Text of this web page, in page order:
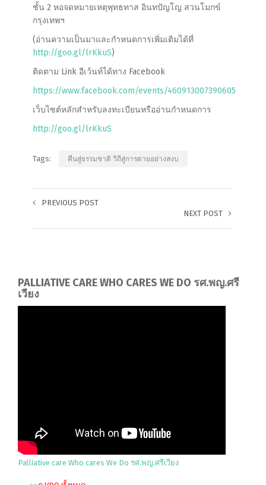
ชั้น 2 หอจดหมายเหตุพุทธทาส อินทปัญโญ สวนโมกข์
กรุงเทพฯ
(อ่านความเป็นมาและกำหนดการเพิ่มเติมได้ที่
http://goo.gl/lrKkuS)
ติดตาม Link อีเว้นท์ได้ทาง Facebook
https://www.facebook.com/events/460913007390605
เว็บไซต์หลักสำหรับลงทะเบียนหรืออ่านกำหนดการ
http://goo.gl/lrKkuS
Tags: คืนสู่ธรรมชาติ วิถีสู่การตายอย่างสงบ
PREVIOUS POST
NEXT POST
PALLIATIVE CARE WHO CARES WE DO รศ.พญ.ศรี
เวียง
Palliative care Who cares We Do รศ.พญ.ศรีเวียง